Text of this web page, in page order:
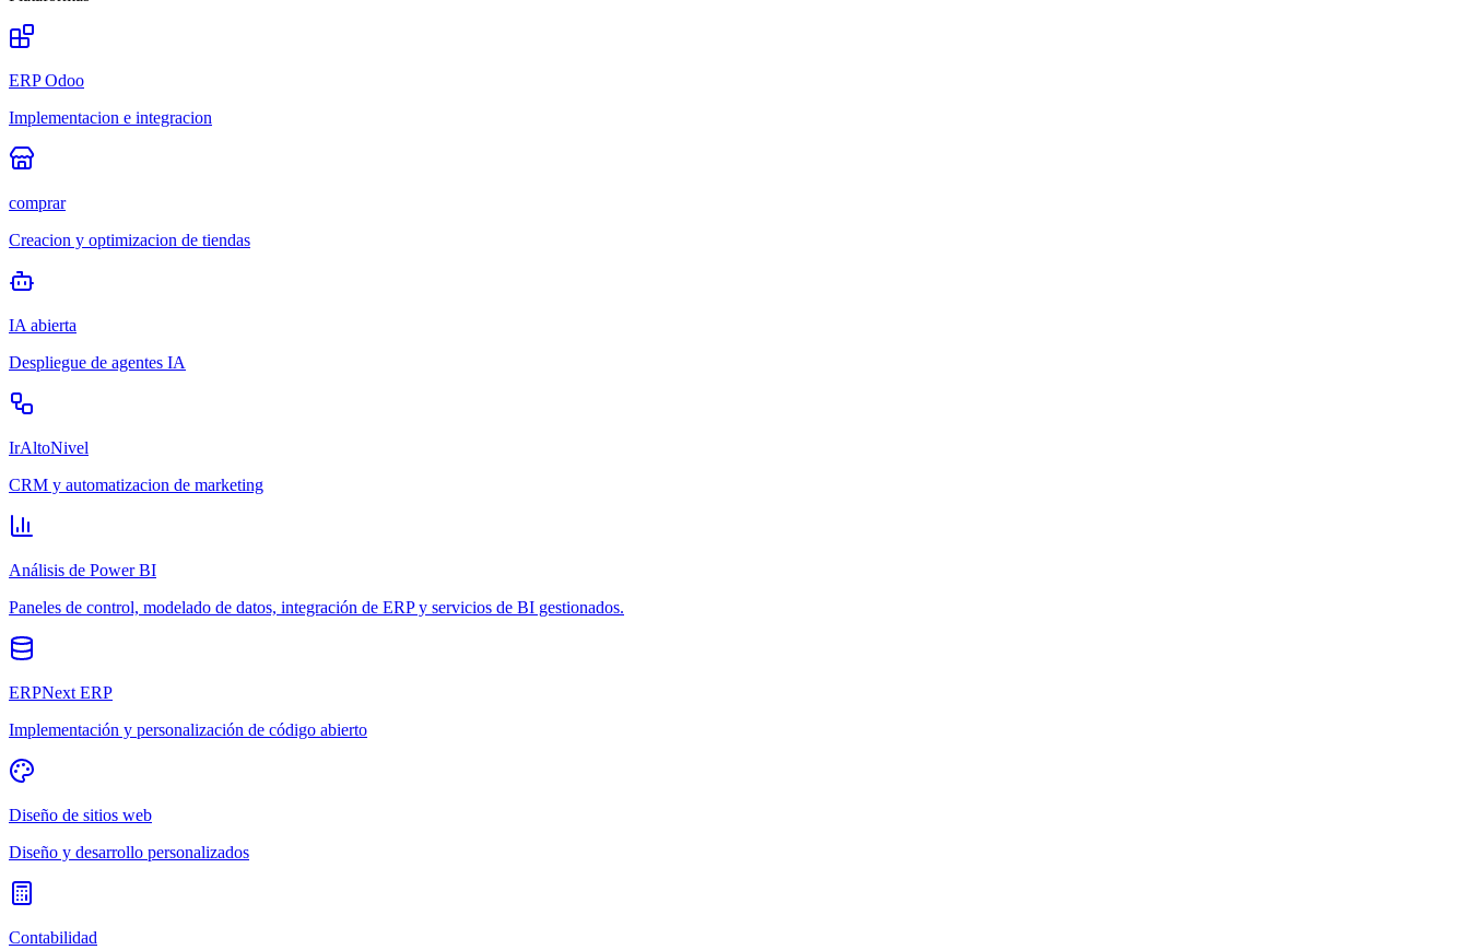
ERP Odoo
Implementacion e integracion
comprar
Creacion y optimizacion de tiendas
IA abierta
Despliegue de agentes IA
IrAltoNivel
CRM y automatizacion de marketing
Análisis de Power BI
Paneles de control, modelado de datos, integración de ERP y servicios de BI gestionados.
ERPNext ERP
Implementación y personalización de código abierto
Diseño de sitios web
Diseño y desarrollo personalizados
Contabilidad